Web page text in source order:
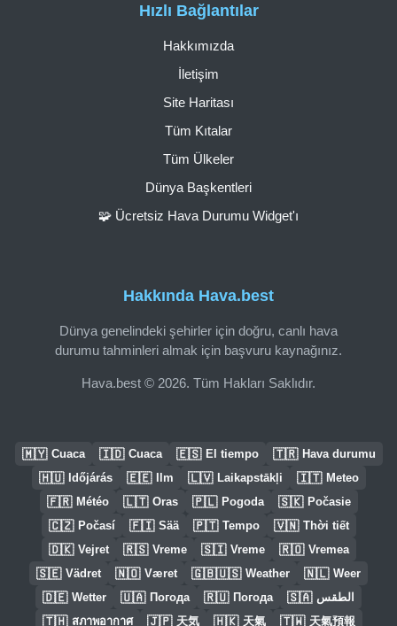
Hakkında Hava.best
Dünya genelindeki şehirler için doğru, canlı hava
durumu tahminleri almak için başvuru kaynağınız.
Hava.best © 2026. Tüm Hakları Saklıdır.
Hızlı Bağlantılar
Hakkımızda
İletişim
Site Haritası
Tüm Kıtalar
Tüm Ülkeler
Dünya Başkentleri
🧩 Ücretsiz Hava Durumu Widget'ı
🇲🇾 Cuaca 🇮🇩 Cuaca 🇪🇸 El tiempo 🇹🇷 Hava durumu
🇭🇺 Időjárás 🇪🇪 Ilm 🇱🇻 Laikapstākļi 🇮🇹 Meteo
🇫🇷 Météo 🇱🇹 Oras 🇵🇱 Pogoda 🇸🇰 Počasie
🇨🇿 Počasí 🇫🇮 Sää 🇵🇹 Tempo 🇻🇳 Thời tiết
🇩🇰 Vejret 🇷🇸 Vreme 🇸🇮 Vreme 🇷🇴 Vremea
🇸🇪 Vädret 🇳🇴 Været 🇬🇧🇺🇸 Weather 🇳🇱 Weer
🇩🇪 Wetter 🇺🇦 Погода 🇷🇺 Погода 🇸🇦 الطقس
🇹🇭 สภาพอากาศ 🇯🇵 天気 🇭🇰 天氣 🇹🇼 天氣預報